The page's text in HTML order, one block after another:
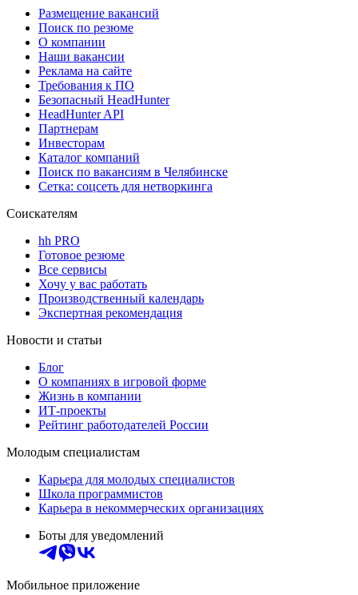
Размещение вакансий
Поиск по резюме
О компании
Наши вакансии
Реклама на сайте
Требования к ПО
Безопасный HeadHunter
HeadHunter API
Партнерам
Инвесторам
Каталог компаний
Поиск по вакансиям в Челябинске
Сетка: соцсеть для нетворкинга
Соискателям
hh PRO
Готовое резюме
Все сервисы
Хочу у вас работать
Производственный календарь
Экспертная рекомендация
Новости и статьи
Блог
О компаниях в игровой форме
Жизнь в компании
ИТ-проекты
Рейтинг работодателей России
Молодым специалистам
Карьера для молодых специалистов
Школа программистов
Карьера в некоммерческих организациях
Боты для уведомлений
Мобильное приложение